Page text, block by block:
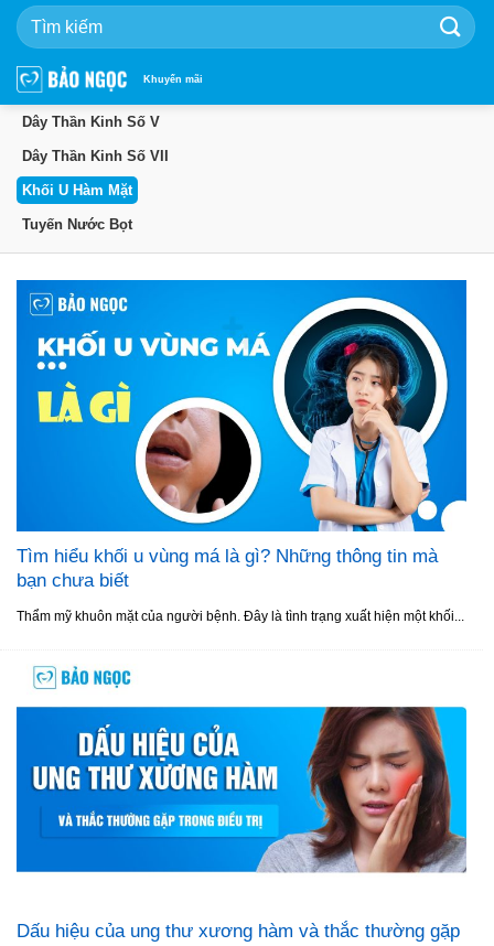
qua
dung
Khuyến mãi
Dây Thần Kinh Số V
Dây Thần Kinh Số VII
Khối U Hàm Mặt
Tuyến Nước Bọt
Tìm hiểu khối u vùng má là gì? Những thông tin mà
bạn chưa biết
Thẩm mỹ khuôn mặt của người bệnh. Đây là tình trạng xuất hiện một khối...
Dấu hiệu của ung thư xương hàm và thắc thường gặp